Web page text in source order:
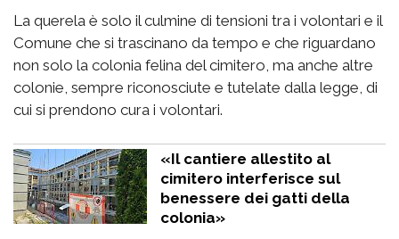
La querela è solo il culmine di tensioni tra i volontari e il
Comune che si trascinano da tempo e che riguardano
non solo la colonia felina del cimitero, ma anche altre
colonie, sempre riconosciute e tutelate dalla legge, di
cui si prendono cura i volontari.
«Il cantiere allestito al
cimitero interferisce sul
benessere dei gatti della
colonia»